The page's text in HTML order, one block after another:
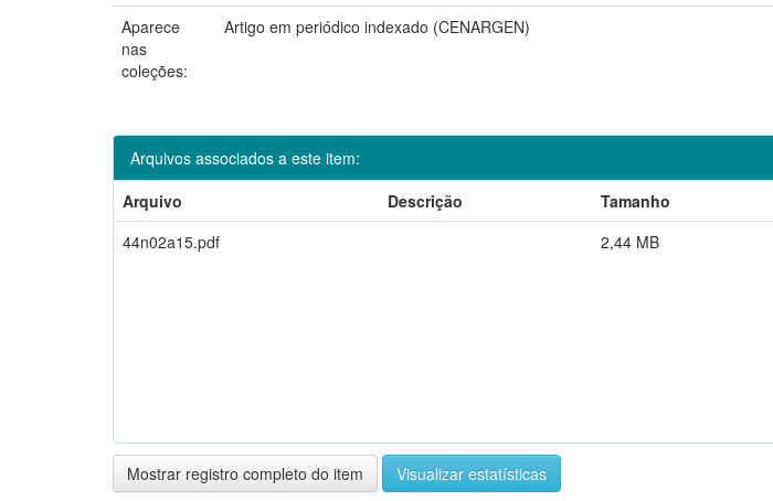
Aparece
nas
coleções:
Artigo em periódico indexado (CENARGEN)
Arquivos associados a este item:
Arquivo
Descrição Tamanho
44n02a15.pdf
2,44 MB
Mostrar registro completo do item Visualizar estatísticas